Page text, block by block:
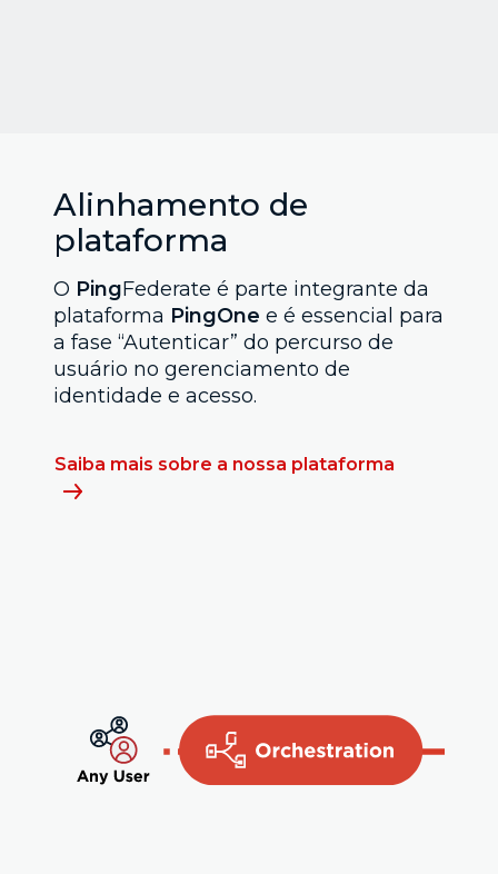
Alinhamento de
plataforma
O PingFederate é parte integrante da
plataforma PingOne e é essencial para
a fase “Autenticar” do percurso de
usuário no gerenciamento de
identidade e acesso.
Saiba mais sobre a nossa plataforma